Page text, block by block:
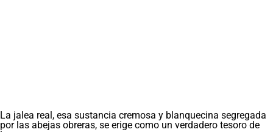
La jalea real, esa sustancia cremosa y blanquecina segregada
por las abejas obreras, se erige como un verdadero tesoro de